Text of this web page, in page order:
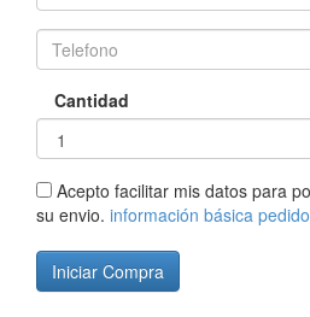
Cantidad
Acepto facilitar mis datos para
su envio. información básica pedido
Iniciar Compra